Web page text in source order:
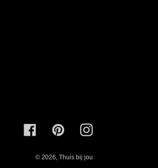
FacebookPinterestInstagram
© 2026, Thuis bij jou